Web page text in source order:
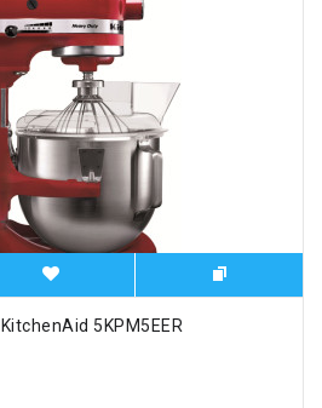
5KPM5EER